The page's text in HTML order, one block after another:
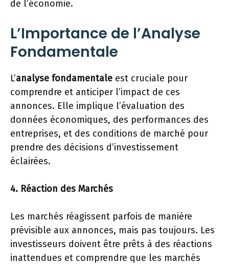
de l’économie.
L’Importance de l’Analyse
Fondamentale
L’analyse fondamentale est cruciale pour
comprendre et anticiper l’impact de ces
annonces. Elle implique l’évaluation des
données économiques, des performances des
entreprises, et des conditions de marché pour
prendre des décisions d’investissement
éclairées.
4. Réaction des Marchés
Les marchés réagissent parfois de manière
prévisible aux annonces, mais pas toujours. Les
investisseurs doivent être prêts à des réactions
inattendues et comprendre que les marchés